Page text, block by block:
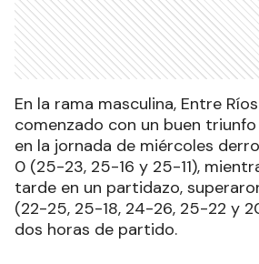
En la rama masculina, Entre
comenzado con un buen
en la jornada de miércoles
0 (25-23, 25-16 y 25-11),
tarde en un partidazo,
(22-25, 25-18, 24-26, 25-22 y
dos horas de partido.